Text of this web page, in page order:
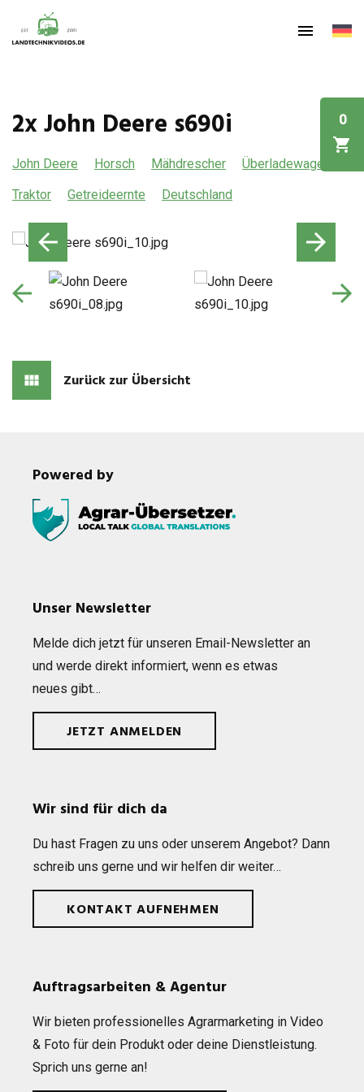
0
2x John Deere s690i
John Deere Horsch Mähdrescher
Überladewagen
Traktor
Getreideernte Deutschland
Zurück zur Übersicht
Powered by
Unser Newsletter
Melde dich jetzt für unse­ren Email-News­let­ter an
und werde direkt infor­miert, wenn es etwas
neues gibt…
JETZT ANMELDEN
Wir sind für dich da
Du hast Fra­gen zu uns oder unse­rem Ange­bot? Dann
schreib uns gerne und wir hel­fen dir weiter…
KONTAKT AUFNEHMEN
Auftragsarbeiten & Agentur
Wir bie­ten pro­fes­sio­nel­les Agrar­mar­ke­ting in Video
& Foto für dein Pro­dukt oder deine Dienst­leis­tung.
Sprich uns gerne an!